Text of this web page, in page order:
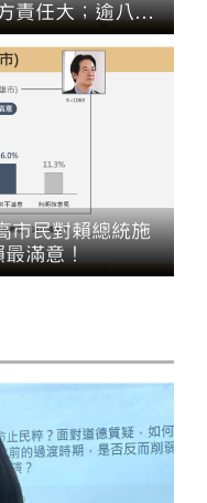
責任大；逾八成
市民對賴總統施
滿意！